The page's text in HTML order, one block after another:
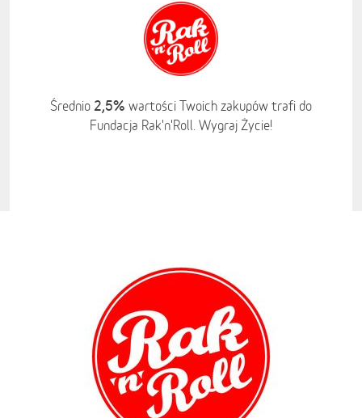
Średnio 2,5% wartości Twoich zakupów trafi do
Fundacja Rak'n'Roll. Wygraj Życie!